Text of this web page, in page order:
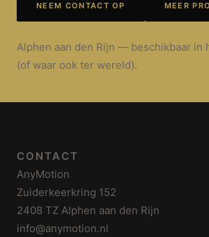
NEEM CONTACT OP MEER
Alphen aan den Rijn — beschikbaar in
(of waar ook ter wereld).
CONTACT
AnyMotion
Zuiderkeerkring 152
2408 TZ Alphen aan den Rijn
info@anymotion.nl